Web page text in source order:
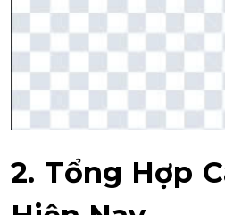
2. Tổng Hợp